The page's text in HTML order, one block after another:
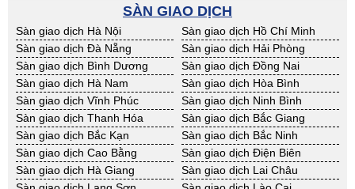
BĐS khác Ninh Thuận
BĐS khác Phú Yên
BĐS khác Quảng Bình
BĐS khác Quảng Nam
BĐS khác Quảng Ngãi
BĐS khác Bà Rịa - VT
BĐS khác Cần Thơ
BĐS khác An Giang
BĐS khác Bạc Liêu
BĐS khác Bến Tre
BĐS khác Bình Phước
BĐS khác Cà Mau
BĐS khác Đồng Tháp
BĐS khác Hậu Giang
BĐS khác Kiên Giang
BĐS khác Long An
BĐS khác Sóc Trăng
BĐS khác Tây Ninh
BĐS khác Tiền Giang
BĐS khác Trà Vinh
SÀN GIAO DỊCH
Sàn giao dịch Hà Nội
Sàn giao dịch Hồ Chí Minh
Sàn giao dịch Đà Nẵng
Sàn giao dịch Hải Phòng
Sàn giao dịch Bình Dương
Sàn giao dịch Đồng Nai
Sàn giao dịch Hà Nam
Sàn giao dịch Hòa Bình
Sàn giao dịch Vĩnh Phúc
Sàn giao dịch Ninh Bình
Sàn giao dịch Thanh Hóa
Sàn giao dịch Bắc Giang
Sàn giao dịch Bắc Kạn
Sàn giao dịch Bắc Ninh
Sàn giao dịch Cao Bằng
Sàn giao dịch Điện Biên
Sàn giao dịch Hà Giang
Sàn giao dịch Lai Châu